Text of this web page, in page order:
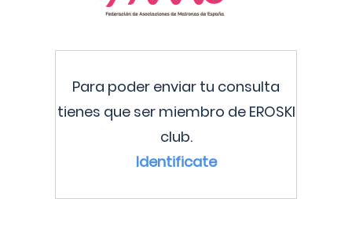
Para poder enviar tu consulta
tienes que ser miembro de EROSKI
club.
Identificate